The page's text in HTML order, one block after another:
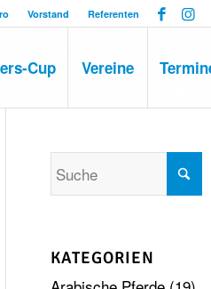
Vorstand Referenten
Cup Vereine
KATEGORIEN